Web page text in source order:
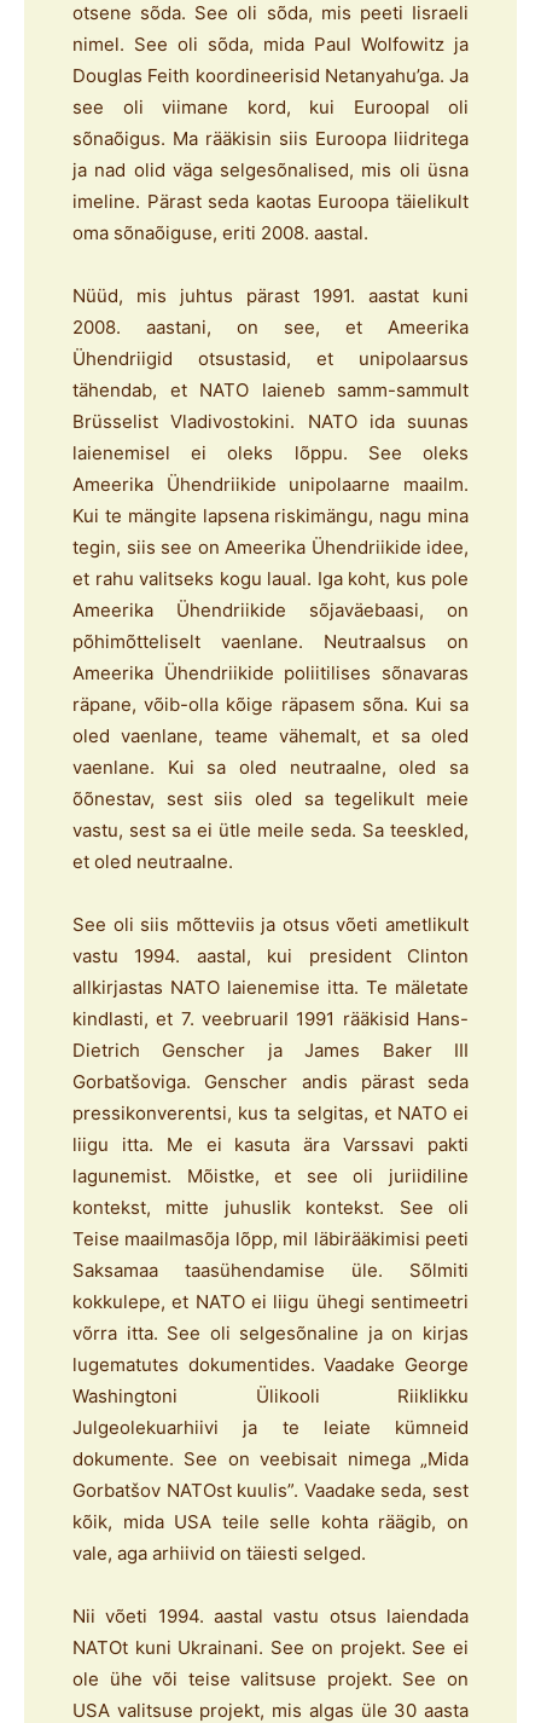
otsene sõda. See oli sõda, mis peeti Iisraeli
nimel. See oli sõda, mida Paul Wolfowitz ja
Douglas Feith koordineerisid Netanyahu’ga. Ja
see oli viimane kord, kui Euroopal oli
sõnaõigus. Ma rääkisin siis Euroopa liidritega
ja nad olid väga selgesõnalised, mis oli üsna
imeline. Pärast seda kaotas Euroopa täielikult
oma sõnaõiguse, eriti 2008. aastal.
Nüüd, mis juhtus pärast 1991. aastat kuni
2008. aastani, on see, et Ameerika
Ühendriigid otsustasid, et unipolaarsus
tähendab, et NATO laieneb samm-sammult
Brüsselist Vladivostokini. NATO ida suunas
laienemisel ei oleks lõppu. See oleks
Ameerika Ühendriikide unipolaarne maailm.
Kui te mängite lapsena riskimängu, nagu mina
tegin, siis see on Ameerika Ühendriikide idee,
et rahu valitseks kogu laual. Iga koht, kus pole
Ameerika Ühendriikide sõjaväebaasi, on
põhimõtteliselt vaenlane. Neutraalsus on
Ameerika Ühendriikide poliitilises sõnavaras
räpane, võib-olla kõige räpasem sõna. Kui sa
oled vaenlane, teame vähemalt, et sa oled
vaenlane. Kui sa oled neutraalne, oled sa
õõnestav, sest siis oled sa tegelikult meie
vastu, sest sa ei ütle meile seda. Sa teeskled,
et oled neutraalne.
See oli siis mõtteviis ja otsus võeti ametlikult
vastu 1994. aastal, kui president Clinton
allkirjastas NATO laienemise itta. Te mäletate
kindlasti, et 7. veebruaril 1991 rääkisid Hans-
Dietrich Genscher ja James Baker III
Gorbatšoviga. Genscher andis pärast seda
pressikonverentsi, kus ta selgitas, et NATO ei
liigu itta. Me ei kasuta ära Varssavi pakti
lagunemist. Mõistke, et see oli juriidiline
kontekst, mitte juhuslik kontekst. See oli
Teise maailmasõja lõpp, mil läbirääkimisi peeti
Saksamaa taasühendamise üle. Sõlmiti
kokkulepe, et NATO ei liigu ühegi sentimeetri
võrra itta. See oli selgesõnaline ja on kirjas
lugematutes dokumentides. Vaadake George
Washingtoni Ülikooli Riiklikku
Julgeolekuarhiivi ja te leiate kümneid
dokumente. See on veebisait nimega „Mida
Gorbatšov NATOst kuulis”. Vaadake seda, sest
kõik, mida USA teile selle kohta räägib, on
vale, aga arhiivid on täiesti selged.
Nii võeti 1994. aastal vastu otsus laiendada
NATOt kuni Ukrainani. See on projekt. See ei
ole ühe või teise valitsuse projekt. See on
USA valitsuse projekt, mis algas üle 30 aasta